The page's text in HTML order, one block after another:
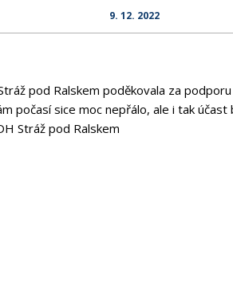
9. 12. 2022
pod Ralskem poděkovala za
počasí sice moc nepřálo, ale i tak účast
Stráž pod Ralskem